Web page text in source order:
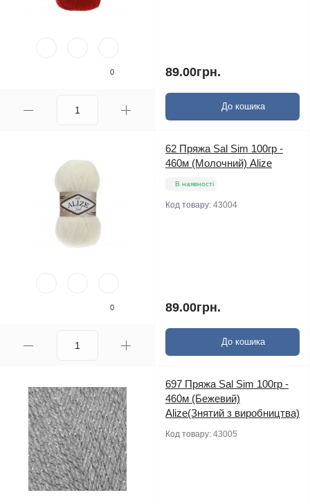
0 89.00грн.
До кошика
0
62 Пряжа Sal Sim 100гр -
460м (Молочний) Alize
В наявності
Код товару: 43004
89.00грн.
До кошика
697 Пряжа Sal Sim 100гр -
460м (Бежевий)
Alize(Знятий з виробництва)
Код товару: 43005